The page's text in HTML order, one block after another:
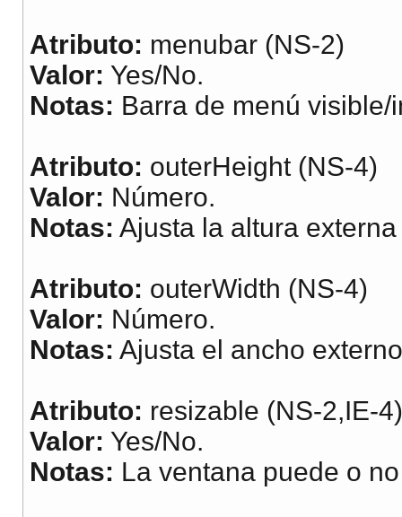
Atributo: menubar (NS-2)
Valor: Yes/No.
Notas: Barra de menú visible/
Atributo: outerHeight (NS-4)
Valor: Número.
Notas: Ajusta la altura
Atributo: outerWidth (NS-4)
Valor: Número.
Notas: Ajusta el ancho
Atributo: resizable (NS-2,IE-4)
Valor: Yes/No.
Notas: La ventana puede o